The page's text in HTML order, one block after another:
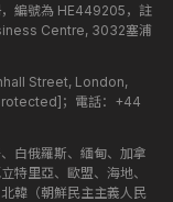
編號為 HE449205，註
Centre, 3032塞浦
Street, London,
；電話：+44
白俄羅斯、緬甸、加拿
特里亞、歐盟、海地、
韓（朝鮮民主主義人民